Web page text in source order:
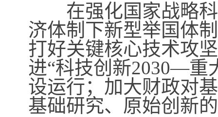
在强化国家战略科
济体制下新型举国体
打好关键核心技术攻
进“科技创新2030—重
设运行；加大财政对
基础研究、原始创新